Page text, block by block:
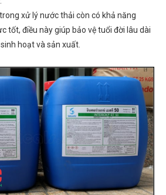
xử lý nước thải còn có khả năng
tốt, điều này giúp bảo vệ tuổi đời lâu dài
hoạt và sản xuất.